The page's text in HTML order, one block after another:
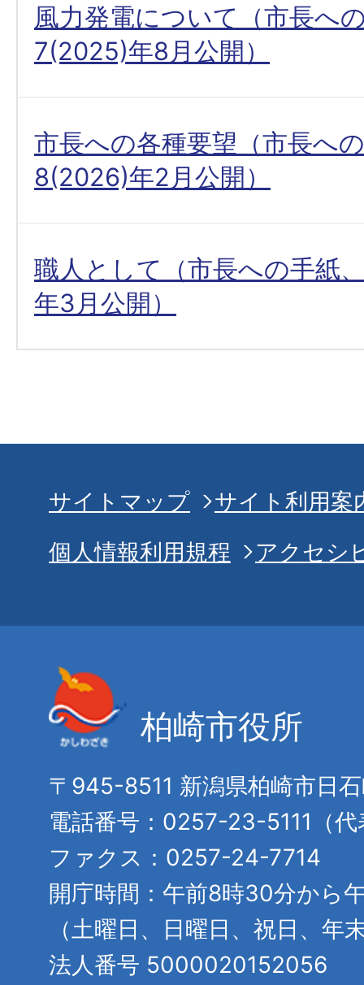
風力発電について（市長へ
7(2025)年8月公開）
市長への各種要望（市長へ
8(2026)年2月公開）
職人として（市長への手紙
年3月公開）
サイトマップ
サイト利用案
個人情報利用規程
アクセシ
柏崎市役所
〒945-8511 新潟県柏崎市日
電話番号：0257-23-5111（代
ファクス：0257-24-7714
開庁時間：午前8時30分から
（土曜日、日曜日、祝日、年
法人番号 5000020152056